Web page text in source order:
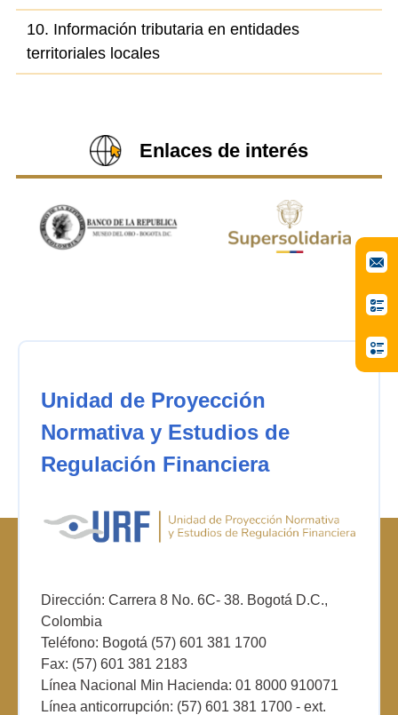
10. Información tributaria en entidades
territoriales locales
Enlaces de interés
Unidad de Proyección
Normativa y Estudios de
Regulación Financiera
Dirección: Carrera 8 No. 6C- 38. Bogotá D.C.,
Colombia
Teléfono: Bogotá (57) 601 381 1700
Fax: (57) 601 381 2183
Línea Nacional Min Hacienda: 01 8000 910071
Línea anticorrupción: (57) 601 381 1700 - ext.